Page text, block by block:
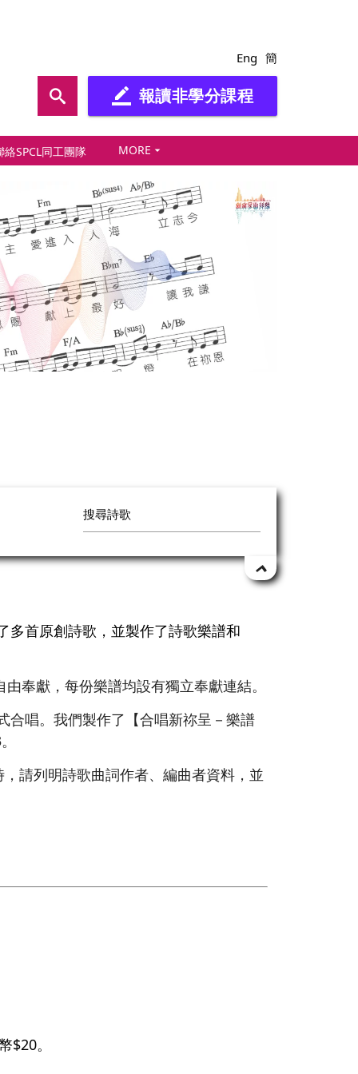
Eng 簡
border_color 報讀非學分課程
絡SPCL同工團隊 MORE arrow_drop_down
多首原創詩歌，並製作了詩歌樂譜和
奉獻，每份樂譜均設有獨立奉獻連結。
合唱。我們製作了【合唱新祢呈－樂譜
請列明詩歌曲詞作者、編曲者資料，並
。